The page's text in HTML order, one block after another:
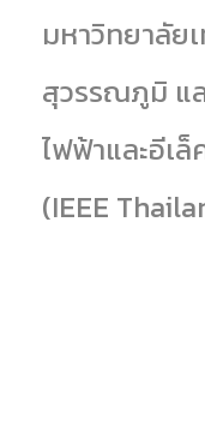
มหาวิทยาลัย
สุวรรณภูมิ แ
ไฟฟ้าและอีเ
(IEEE